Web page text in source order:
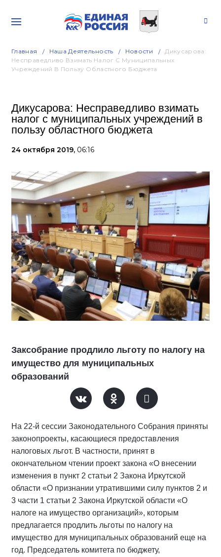
Главная Наша Деятельность Новости
Дикусарова:
Несправедливо Взимать Налог С Муниципальных
Учреждений В Пользу Областного Бюджета
Дикусарова: Несправедливо взимать
налог с муниципальных учреждений в
пользу областного бюджета
24 октября 2019, 06:16
Заксобрание продлило льготу по налогу на
имущество для муниципальных
образований
На 22-й сессии Законодательного Собрания приняты
законопроекты, касающиеся предоставления
налоговых льгот. В частности, принят в
окончательном чтении проект закона «О внесении
изменения в пункт 2 статьи 2 Закона Иркутской
области «О признании утратившими силу пунктов 2 и
3 части 1 статьи 2 Закона Иркутской области «О
налоге на имущество организаций», которым
предлагается продлить льготы по налогу на
имущество для муниципальных образований еще на
год. Председатель комитета по бюджету,